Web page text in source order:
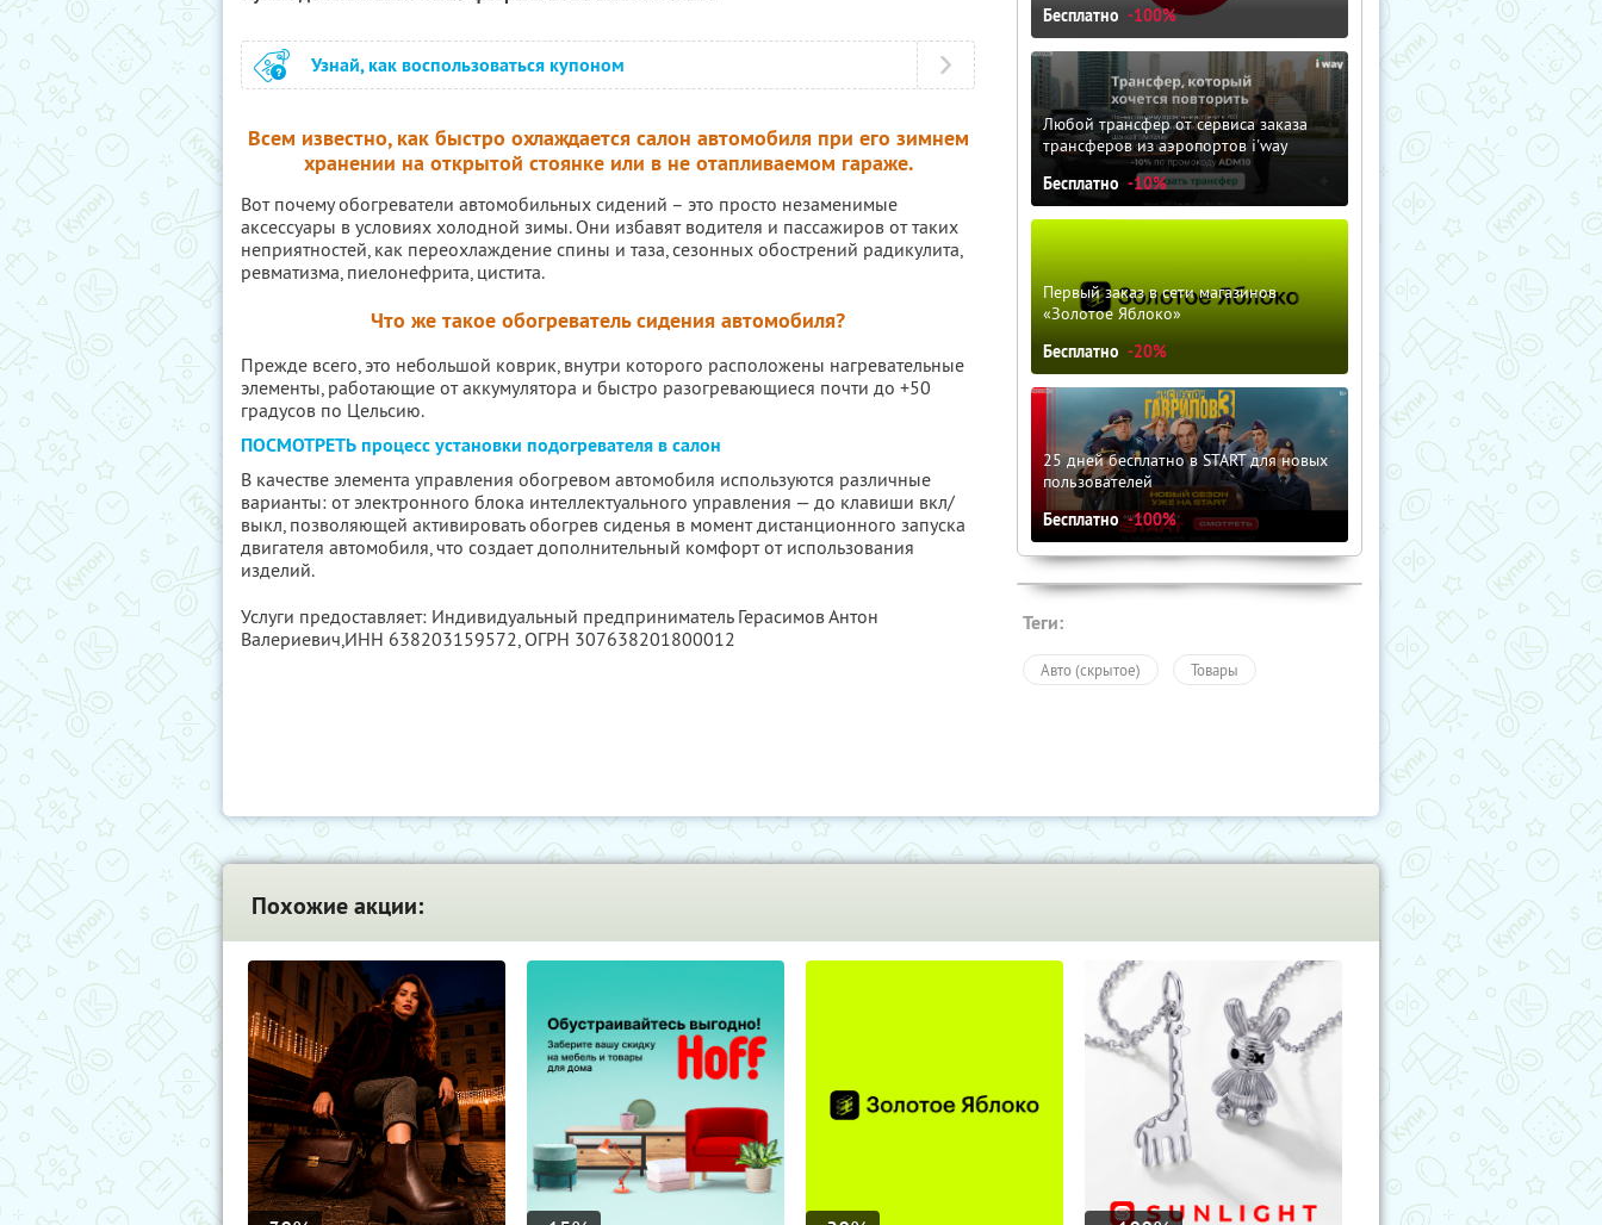
Узнай, как воспользоваться купоном
Всем известно, как быстро охлаждается салон автомобиля при его зимнем
хранении на открытой стоянке или в не отапливаемом гараже.
Вот почему обогреватели автомобильных сидений – это просто незаменимые
аксессуары в условиях холодной зимы. Они избавят водителя и пассажиров от таких
неприятностей, как переохлаждение спины и таза, сезонных обострений радикулита,
ревматизма, пиелонефрита, цистита.
Что же такое обогреватель сидения автомобиля?
Прежде всего, это небольшой коврик, внутри которого расположены нагревательные
элементы, работающие от аккумулятора и быстро разогревающиеся почти до +50
градусов по Цельсию.
ПОСМОТРЕТЬ процесс установки подогревателя в салон
В качестве элемента управления обогревом автомобиля используются различные
варианты: от электронного блока интеллектуального управления — до клавиши вкл/
выкл, позволяющей активировать обогрев сиденья в момент дистанционного запуска
двигателя автомобиля, что создает дополнительный комфорт от использования
изделий.
Услуги предоставляет: Индивидуальный предприниматель Герасимов Антон
Валериевич,ИНН 638203159572, ОГРН 307638201800012
Бесплатно -100%
Любой трансфер от сервиса заказа
трансферов из аэропортов i'way
Бесплатно -10%
Первый заказ в сети магазинов
«Золотое Яблоко»
Бесплатно -20%
25 дней бесплатно в START для новых
пользователей
Бесплатно -100%
Теги:
Авто (скрытое) Товары
Похожие акции: